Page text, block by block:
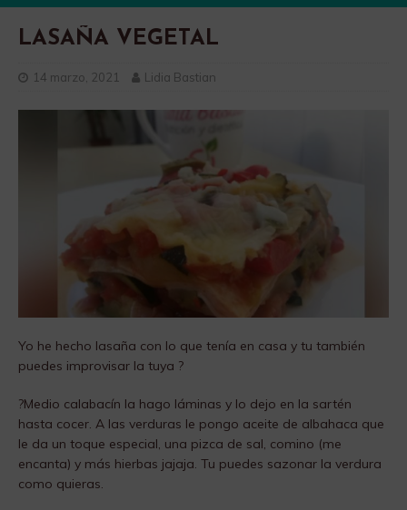
LASAÑA VEGETAL
14 marzo, 2021 Lidia Bastian
Yo he hecho lasaña con lo que tenía en casa y tu también
puedes improvisar la tuya ?
?Medio calabacín la hago láminas y lo dejo en la sartén
hasta cocer. A las verduras le pongo aceite de albahaca que
le da un toque especial, una pizca de sal, comino (me
encanta) y más hierbas jajaja. Tu puedes sazonar la verdura
como quieras.